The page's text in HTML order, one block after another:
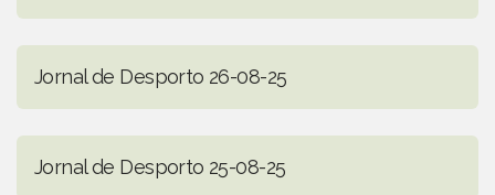
Jornal de Desporto 26-08-25
Jornal de Desporto 25-08-25